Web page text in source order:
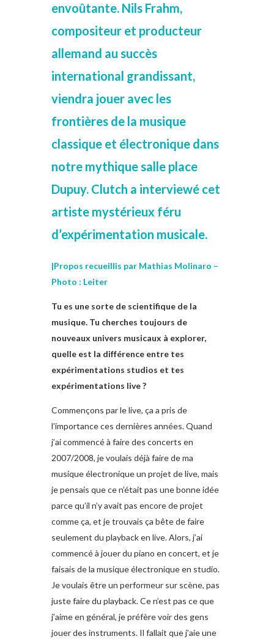
envoûtante. Nils Frahm,
compositeur et producteur
allemand au succès
international grandissant,
viendra jouer avec les
frontières de la musique
classique et électronique dans
notre mythique salle place
Dupuy. Clutch a interviewé cet
artiste mystérieux féru
d’expérimentation musicale.
|Propos recueillis par Mathias Molinaro –
Photo : Leiter
Tu es une sorte de scientifique de la
musique. Tu cherches toujours de
nouveaux univers musicaux à explorer,
quelle est la différence entre tes
expérimentations studios et tes
expérimentations live ?
Commençons par le live, ça a pris de
l’importance ces dernières années. Quand
j’ai commencé à faire des concerts en
2007/2008, je voulais déjà faire de ma
musique électronique un projet de live, mais
je pensais que ce n’était pas une bonne idée
parce qu’il n’y avait pas encore de projet
comme ça, et je trouvais ça bête de faire
seulement du playback en live. Alors, j’ai
commencé à jouer du piano en concert, et je
faisais de la musique électronique en studio.
Je voulais être un performeur sur scène, pas
juste faire du playback. Ce n’est pas ce que
j’aime en général, je préfère voir des gens
jouer des instruments. Il fallait que j’aie une